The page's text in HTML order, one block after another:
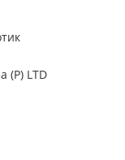
(P) LTD